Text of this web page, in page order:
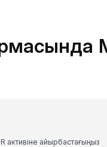
активіне айырбастағыңыз